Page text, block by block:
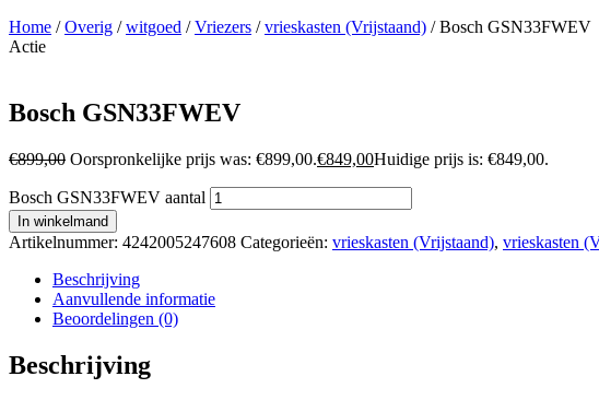
Home /Overig /witgoed /Vriezers /vrieskasten (Vrijstaand) / Bosch GSN33FWEV
Actie
Bosch GSN33FWEV
€899,00 Oorspronkelijke prijs was: €899,00.€849,00Huidige prijs is: €849,00.
Bosch GSN33FWEV aantal
In winkelmand
Artikelnummer: 4242005247608 Categorieën: vrieskasten (Vrijstaand), vrieskasten
Beschrijving
Aanvullende informatie
Beoordelingen (0)
Beschrijving